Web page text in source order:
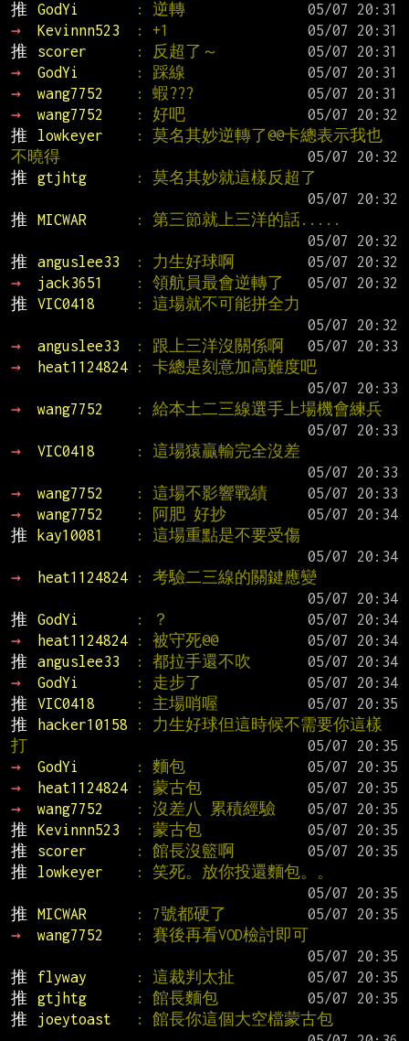
推
GodYi : 逆轉
→
Kevinnn523 : +1
推
scorer : 反超了～
→
GodYi : 踩線
→
wang7752 : 蝦???
→
wang7752 : 好吧
推
lowkeyer
: 莫名其妙逆轉了@@卡總表示我也
不曉得
推
gtjhtg
: 莫名其妙就這樣反超了
推
MICWAR
: 第三節就上三洋的話.....
推
anguslee33 : 力生好球啊
→
jack3651 : 領航員最會逆轉了
推
VIC0418
: 這場就不可能拼全力
→
anguslee33 : 跟上三洋沒關係啊
→
heat1124824
: 卡總是刻意加高難度吧
→
wang7752
: 給本土二三線選手上場機會練兵
→
VIC0418
: 這場猿贏輸完全沒差
→
wang7752 : 這場不影響戰績
→
wang7752 : 阿肥 好抄
推
kay10081
: 這場重點是不要受傷
→
heat1124824
: 考驗二三線的關鍵應變
推
GodYi : ？
→
heat1124824 : 被守死@@
推
anguslee33 : 都拉手還不吹
→
GodYi : 走步了
推
VIC0418 : 主場哨喔
推
hacker10158
: 力生好球但這時候不需要你這樣
打
→
GodYi : 麵包
→
heat1124824 : 蒙古包
→
wang7752 : 沒差八 累積經驗
推
Kevinnn523 : 蒙古包
推
scorer : 館長沒籃啊
推
lowkeyer
: 笑死。放你投還麵包。。
推
MICWAR : 7號都硬了
→
wang7752
: 賽後再看VOD檢討即可
推
flyway : 這裁判太扯
推
gtjhtg : 館長麵包
推
joeytoast
: 館長你這個大空檔蒙古包